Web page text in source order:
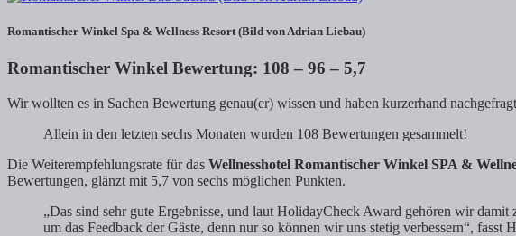
Romantischer Winkel Spa & Wellness Resort (Bild von Adrian Liebau)
Romantischer Winkel Bewertung: 108 – 96 – 5,7
Wir wollten es in Sachen Bewertung genau(er) wissen und haben kurzerhand
Allein in den letzten sechs Monaten wurden 108 Bewertungen gesammelt!
Die Weiterempfehlungsrate für das Wellnesshotel Romantischer Winkel SPA &
Bewertungen, glänzt mit 5,7 von sechs möglichen Punkten.
„Das sind sehr gute Ergebnisse, und laut HolidayCheck Award gehören wir
um das Feedback der Gäste, denn nur so können wir uns stetig verbessern“, fasst